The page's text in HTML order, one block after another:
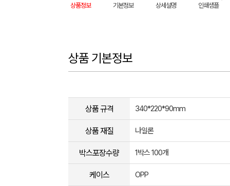
상품정보 기본정보 상세설명 인쇄샘플
상품 기본정보
상품 규격 340*220*90mm
상품 재질 나일론
박스포장수량 1박스 100개
케이스 OPP